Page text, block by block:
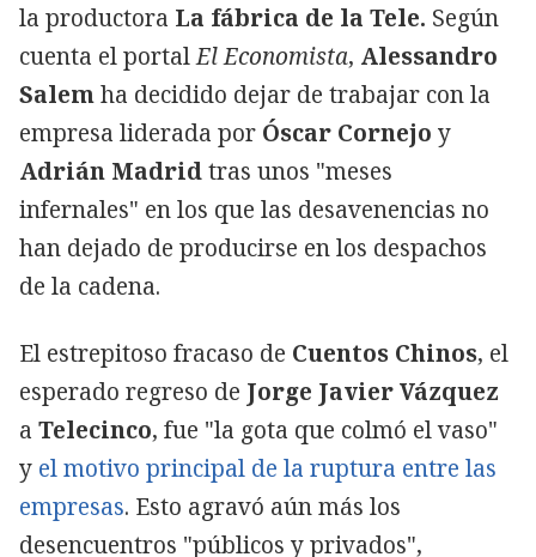
la productora La fábrica de la Tele. Según
cuenta el portalEl Economista, Alessandro
Salemha decidido dejar de trabajar con la
empresa liderada por Óscar Cornejo y
Adrián Madridtras unos "meses
infernales" en los que las desavenencias no
han dejado de producirse en los despachos
de la cadena.
El estrepitoso fracaso de Cuentos Chinos, el
esperado regreso de Jorge Javier Vázquez
a Telecinco, fue "la gota que colmó el vaso"
y el motivo principal de la ruptura entre las
empresas. Esto agravó aún más los
desencuentros "públicos y privados",